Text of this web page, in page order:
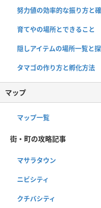
努力値の効率的な振り方と
育てやの場所とできること
隠しアイテムの場所一覧と
タマゴの作り方と孵化方法
マップ
マップ一覧
街・町の攻略記事
マサラタウン
ニビシティ
クチバシティ